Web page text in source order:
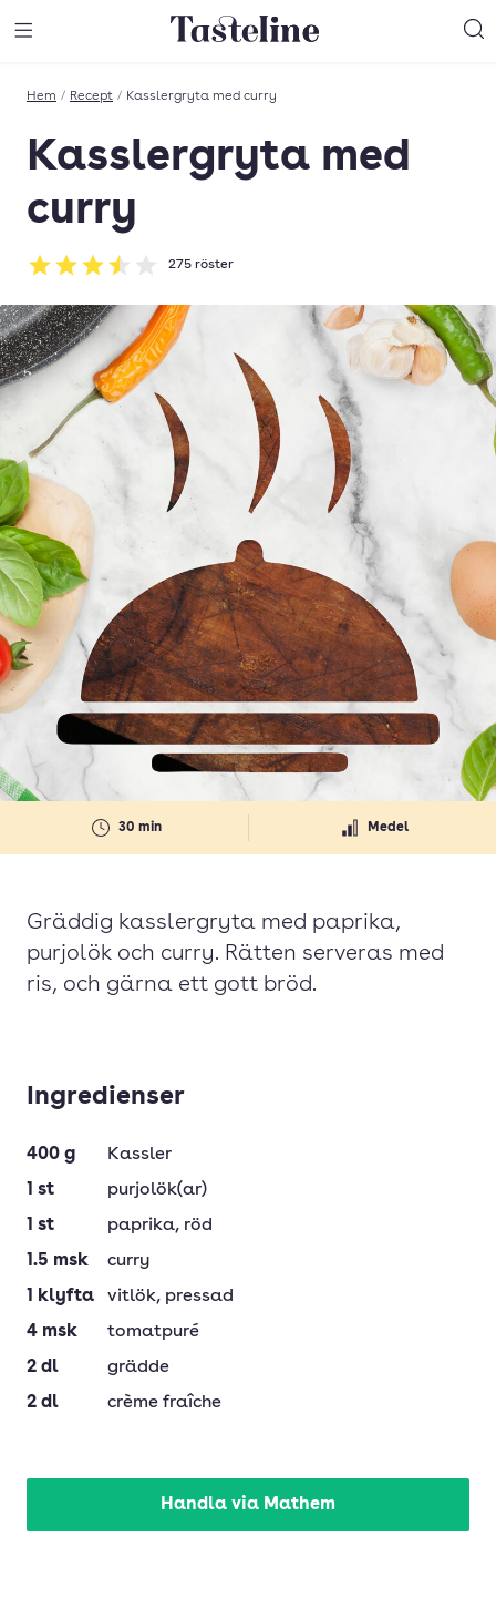
Till Tastelines startsida
Hem / Recept / Kasslergryta med curry
Kasslergryta med
curry
Betyg: 3.51 av 5
275 röster
30 min Medel
Gräddig kasslergryta med paprika,
purjolök och curry. Rätten serveras med
ris, och gärna ett gott bröd.
Ingredienser
400 g
Kassler
1 st
purjolök(ar)
1 st paprika, röd
1.5 msk
curry
1
klyfta vitlök, pressad
4 msk
tomatpuré
2 dl
grädde
2 dl crème fraîche
Handla via Mathem